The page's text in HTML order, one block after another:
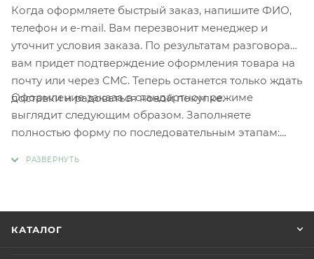
Когда оформляете быстрый заказ, напишите ФИО,
телефон и e-mail. Вам перезвонит менеджер и
уточнит условия заказа. По результатам разговора
вам придет подтверждение оформления товара на
почту или через СМС. Теперь останется только ждать
доставки и радоваться новой покупке.
Оформление заказа в стандартном режиме
выглядит следующим образом. Заполняете
полностью форму по последовательным этапам:
КАТАЛОГ